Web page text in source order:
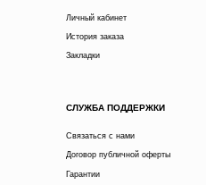
Личный кабинет
История заказа
Закладки
СЛУЖБА ПОДДЕРЖКИ
Связаться с нами
Договор публичной оферты
Гарантии